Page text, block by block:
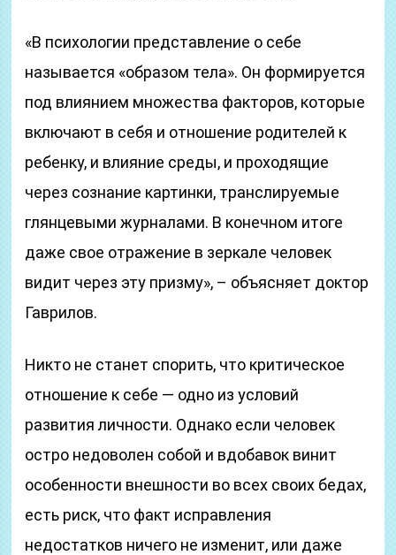
«В психологии представление о себе
называется «образом тела». Он формируется
под влиянием множества факторов, которые
включают в себя и отношение родителей к
ребенку, и влияние среды, и проходящие
через сознание картинки, транслируемые
глянцевыми журналами. В конечном итоге
даже свое отражение в зеркале человек
видит через эту призму», – объясняет доктор
Гаврилов.
Никто не станет спорить, что критическое
отношение к себе — одно из условий
развития личности. Однако если человек
остро недоволен собой и вдобавок винит
особенности внешности во всех своих бедах,
есть риск, что факт исправления
недостатков ничего не изменит, или даже